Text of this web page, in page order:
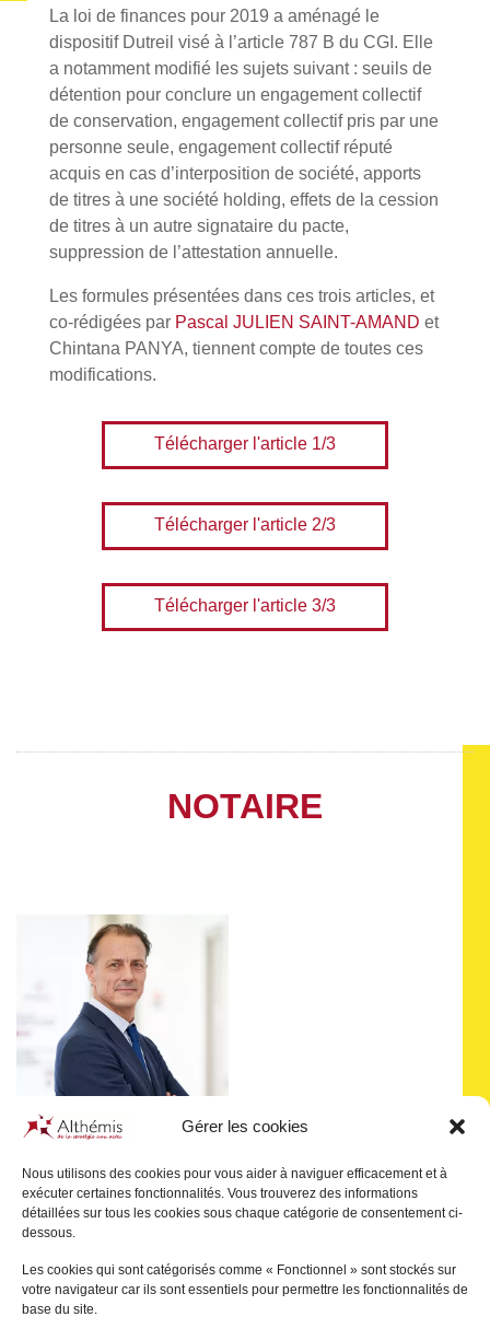
Gérer les cookies
Nous utilisons des cookies pour vous aider à naviguer efficacement et à
exécuter certaines fonctionnalités. Vous trouverez des informations
détaillées sur tous les cookies sous chaque catégorie de consentement ci-
dessous.
Les cookies qui sont catégorisés comme « Fonctionnel » sont stockés sur
votre navigateur car ils sont essentiels pour permettre les fonctionnalités de
base du site.
La loi de finances pour 2019 a aménagé le
dispositif Dutreil visé à l’article 787 B du CGI. Elle
a notamment modifié les sujets suivant : seuils de
détention pour conclure un engagement collectif
de conservation, engagement collectif pris par une
personne seule, engagement collectif réputé
acquis en cas d’interposition de société, apports
de titres à une société holding, effets de la cession
de titres à un autre signataire du pacte,
suppression de l’attestation annuelle.
Les formules présentées dans ces trois articles, et
co-rédigées par Pascal JULIEN SAINT-AMAND et
Chintana PANYA, tiennent compte de toutes ces
modifications.
Télécharger l'article 1/3
Télécharger l'article 2/3
Télécharger l'article 3/3
NOTAIRE
PascalJULIEN SAINT-
AMAND
PARIS